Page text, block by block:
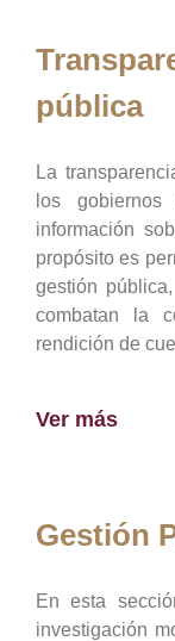
pública
La
los
información
propósito es
gestión
combatan la
rendición de
Ver más
Gestión
En esta
investigación